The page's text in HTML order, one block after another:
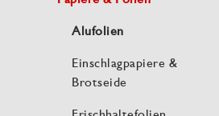
Einschlagpapiere &
Brotseide
Alufolien